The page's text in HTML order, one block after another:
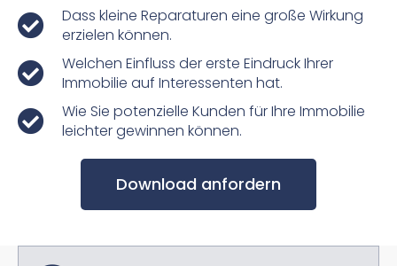
Dass kleine Reparaturen eine große Wirkung
erzielen können.
Welchen Einfluss der erste Eindruck Ihrer
Immobilie auf Interessenten hat.
Wie Sie potenzielle Kunden für Ihre Immobilie
leichter gewinnen können.
Download anfordern